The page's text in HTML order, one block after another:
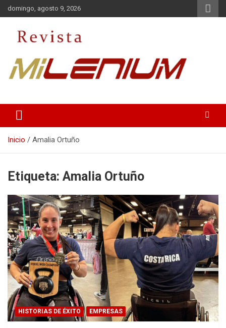
Saltar
al
domingo, agosto 9, 2026
Inicio Amalia Ortuño
Etiqueta: Amalia Ortuño
HISTORIAS DE ÉXITO EMPRESAS